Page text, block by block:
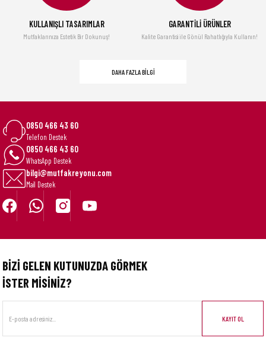
KULLANIŞLI TASARIMLAR
Mutfaklarınıza Estetik Bir Dokunuş!
GARANTİLİ ÜRÜNLER
Kalite Garantisi ile Gönül Rahatlığıyla Kullanın!
DAHA FAZLA BİLGİ
0850 466 43 60
Telefon Destek
0850 466 43 60
WhatsApp Destek
bilgi@mutfakreyonu.com
Mail Destek
BİZİ GELEN KUTUNUZDA GÖRMEK
İSTER MİSİNİZ?
KAYIT OL